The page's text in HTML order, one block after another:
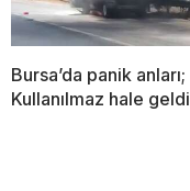
Bursa’da panik anları;
Kullanılmaz hale geldi